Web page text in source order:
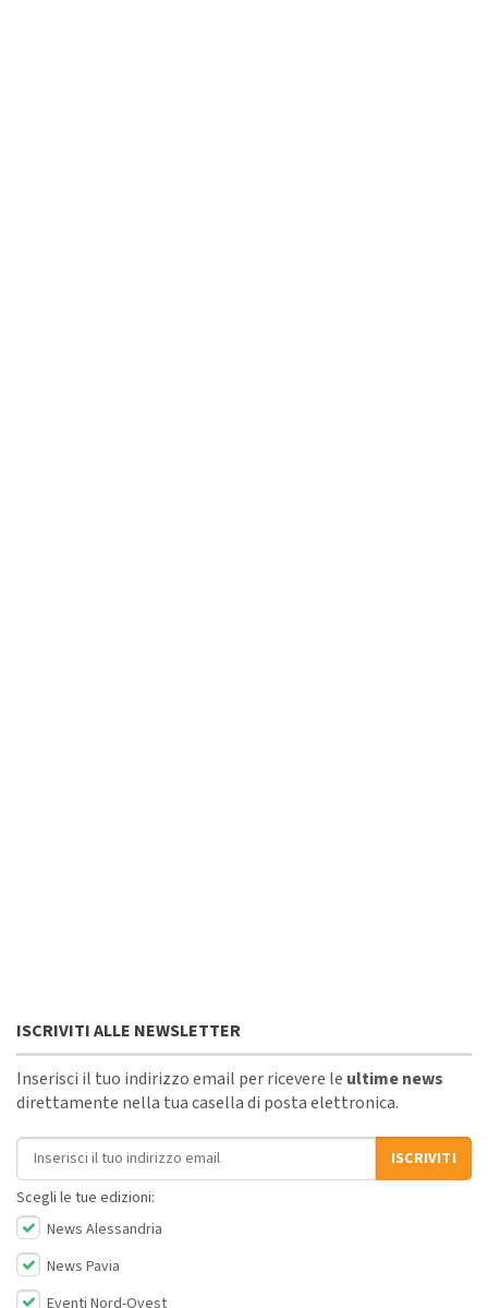
ISCRIVITI ALLE NEWSLETTER
Inserisci il tuo indirizzo email per ricevere le ultime news
direttamente nella tua casella di posta elettronica.
Indirizzo email
ISCRIVITI
Scegli le tue edizioni:
News Alessandria
News Pavia
Eventi Nord-Ovest